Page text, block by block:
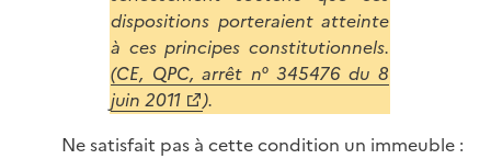
dispositions porteraient atteinte
à ces principes constitutionnels.
(CE, QPC, arrêt n° 345476 du 8
juin 2011
).
Ne satisfait pas à cette condition un immeuble :